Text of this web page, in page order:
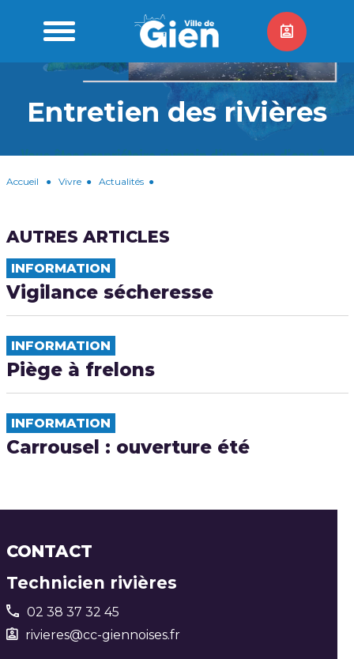
Entretien des rivières
Accueil ● Vivre ● Actualités ●
AUTRES ARTICLES
INFORMATION
Vigilance sécheresse
INFORMATION
Piège à frelons
INFORMATION
Carrousel : ouverture été
CONTACT
Technicien rivières
02 38 37 32 45
rivieres@cc-giennoises.fr